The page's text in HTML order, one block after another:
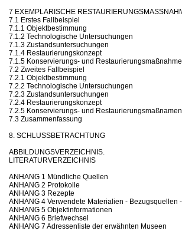
7 EXEMPLARISCHE
7.1 Erstes Fallbeispiel
7.1.1 Objektbestimmung
7.1.2 Technologische Untersuchungen
7.1.3 Zustandsuntersuchungen
7.1.4 Restaurierungskonzept
7.1.5 Konservierungs- und
7.2 Zweites Fallbeispiel
7.2.1 Objektbestimmung
7.2.2 Technologische Untersuchungen
7.2.3 Zustandsuntersuchungen
7.2.4 Restaurierungskonzept
7.2.5 Konservierungs- und Restaurierungsmaßnamen
7.3 Zusammenfassung
8. SCHLUSSBETRACHTUNG
ABBILDUNGSVERZEICHNIS.
LITERATURVERZEICHNIS
ANHANG 1 Mündliche Quellen
ANHANG 2 Protokolle
ANHANG 3 Rezepte
ANHANG 4 Verwendete Materialien - Bezugsquellen
ANHANG 5 Objektinformationen
ANHANG 6 Briefwechsel
ANHANG 7 Adressenliste der erwähnten Museen